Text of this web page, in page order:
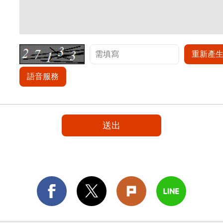
重新產
語音服務